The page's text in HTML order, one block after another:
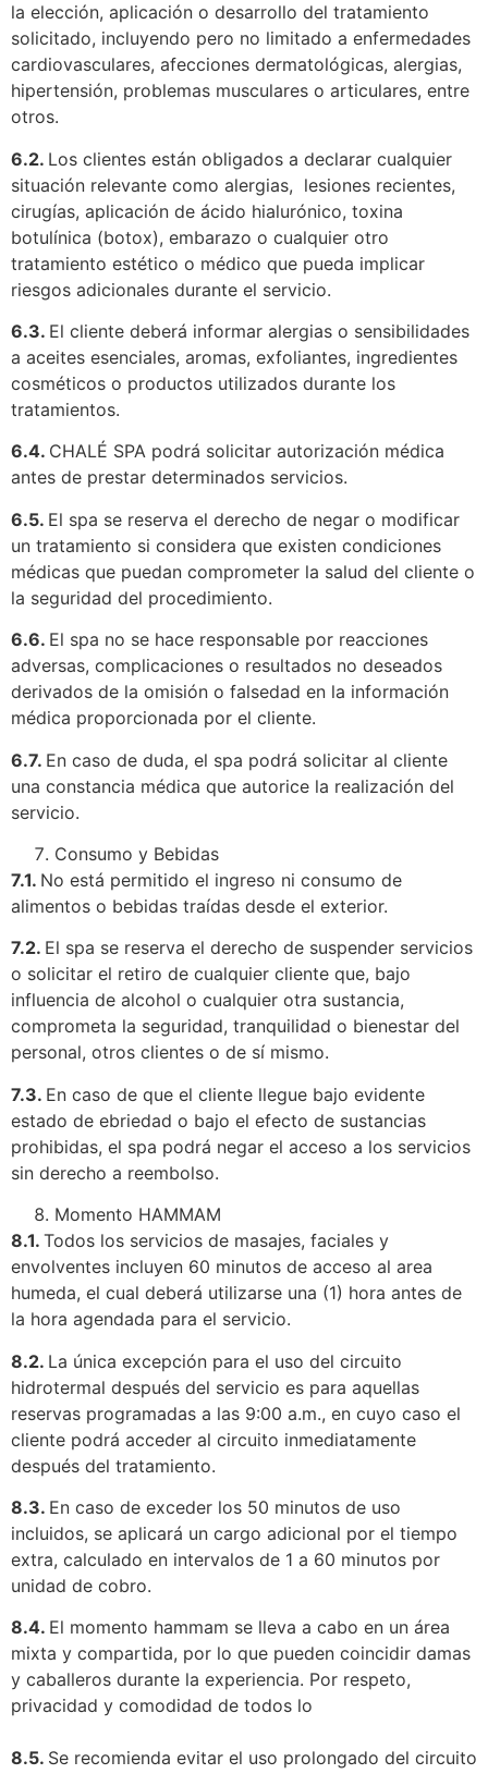
la elección, aplicación o desarrollo del tratamiento
solicitado, incluyendo pero no limitado a enfermedades
cardiovasculares, afecciones dermatológicas, alergias,
hipertensión, problemas musculares o articulares, entre
otros.
6.2. Los clientes están obligados a declarar cualquier
situación relevante como alergias, lesiones recientes,
cirugías, aplicación de ácido hialurónico, toxina
botulínica (botox), embarazo o cualquier otro
tratamiento estético o médico que pueda implicar
riesgos adicionales durante el servicio.
6.3. El cliente deberá informar alergias o sensibilidades
a aceites esenciales, aromas, exfoliantes, ingredientes
cosméticos o productos utilizados durante los
tratamientos.
6.4. CHALÉ SPA podrá solicitar autorización médica
antes de prestar determinados servicios.
6.5. El spa se reserva el derecho de negar o modificar
un tratamiento si considera que existen condiciones
médicas que puedan comprometer la salud del cliente o
la seguridad del procedimiento.
6.6. El spa no se hace responsable por reacciones
adversas, complicaciones o resultados no deseados
derivados de la omisión o falsedad en la información
médica proporcionada por el cliente.
6.7. En caso de duda, el spa podrá solicitar al cliente
una constancia médica que autorice la realización del
servicio.
Consumo y Bebidas
7.1. No está permitido el ingreso ni consumo de
alimentos o bebidas traídas desde el exterior.
7.2. El spa se reserva el derecho de suspender servicios
o solicitar el retiro de cualquier cliente que, bajo
influencia de alcohol o cualquier otra sustancia,
comprometa la seguridad, tranquilidad o bienestar del
personal, otros clientes o de sí mismo.
7.3. En caso de que el cliente llegue bajo evidente
estado de ebriedad o bajo el efecto de sustancias
prohibidas, el spa podrá negar el acceso a los servicios
sin derecho a reembolso.
Momento HAMMAM
8.1. Todos los servicios de masajes, faciales y
envolventes incluyen 60 minutos de acceso al area
humeda, el cual deberá utilizarse una (1) hora antes de
la hora agendada para el servicio.
8.2. La única excepción para el uso del circuito
hidrotermal después del servicio es para aquellas
reservas programadas a las 9:00 a.m., en cuyo caso el
cliente podrá acceder al circuito inmediatamente
después del tratamiento.
8.3. En caso de exceder los 50 minutos de uso
incluidos, se aplicará un cargo adicional por el tiempo
extra, calculado en intervalos de 1 a 60 minutos por
unidad de cobro.
8.4. El momento hammam se lleva a cabo en un área
mixta y compartida, por lo que pueden coincidir damas
y caballeros durante la experiencia. Por respeto,
privacidad y comodidad de todos lo
8.5. Se recomienda evitar el uso prolongado del circuito